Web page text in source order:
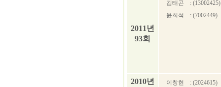
2011년
93회
김태곤
: (13002425)
윤희석
: (7002449)
2010년
이창현 : (2024615)